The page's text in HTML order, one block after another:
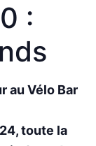
:
au Vélo Bar
toute la